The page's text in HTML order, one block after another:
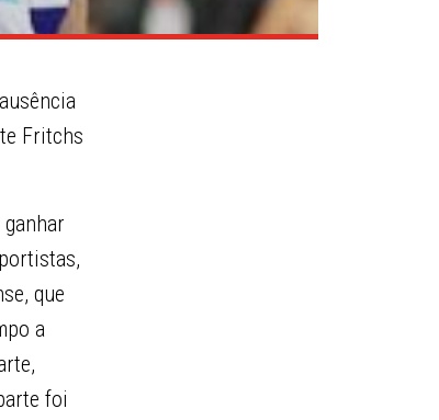
Fritchs
que
a
foi